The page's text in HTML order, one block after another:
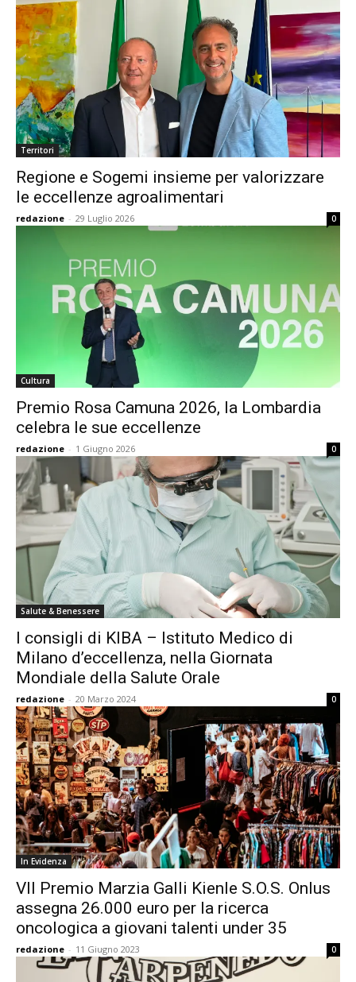
Territori
Regione e Sogemi insieme per valorizzare
le eccellenze agroalimentari
redazione - 29 Luglio 2026 0
Cultura
Premio Rosa Camuna 2026, la Lombardia
celebra le sue eccellenze
redazione - 1 Giugno 2026 0
Salute & Benessere
I consigli di KIBA – Istituto Medico di
Milano d’eccellenza, nella Giornata
Mondiale della Salute Orale
redazione - 20 Marzo 2024 0
In Evidenza
VII Premio Marzia Galli Kienle S.O.S. Onlus
assegna 26.000 euro per la ricerca
oncologica a giovani talenti under 35
redazione - 11 Giugno 2023 0